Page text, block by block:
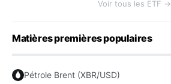
Voir tous les ETF →
Matières premières populaires
Pétrole Brent (XBR/USD)